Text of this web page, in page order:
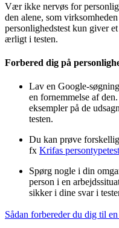
Vær ikke nervøs for
den alene, som
personlighedstest kun giver
ærligt i testen.
Forbered dig på
Lav en Google-
en fornemmelse af
eksempler på de
testen.
Du kan prøve
fx Krifas persontypetest
Spørg nogle i din
person i en
sikker i dine svar i
Sådan forbereder du dig til